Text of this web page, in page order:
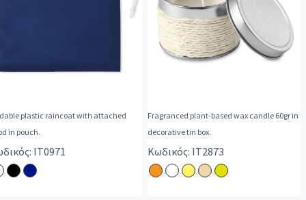
plastic raincoat with attached
in pouch.
IT0971
Fragranced plant-based wax candle 60gr in
decorative tin box.
Κωδικός: IT2873